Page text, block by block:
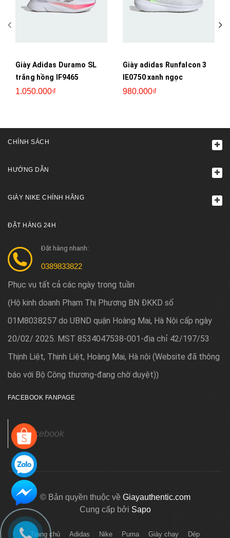
Giày Adidas Duramo SL
trắng hồng IF9465
1.050.000₫
Giày adidas Runfalcon 3
IE0750 xanh ngọc
980.000₫
CHÍNH SÁCH
HƯỚNG DẪN
GIÀY NIKE CHÍNH HÃNG
ĐẶT HÀNG 24H
Đặt hàng nhanh:
0389833822
Phục vụ tất cả các ngày trong tuần
(Hộ kinh doanh Phạm Thị Phương BN ĐKKD số
01M8038257 do UBND quận Hoàng Mai, Hà Nội cấp ngày
20/02/ 2025. MST 8534047538-001-địa chỉ 42/197/53
Thịnh Liệt, Thịnh Liệt, Hoàng Mai, Hà nội (Website đã thông
báo với Bộ Công thương-đang chờ duyệt))
FACEBOOK FANPAGE
Facebook
© Bản quyền thuộc về Giayauthentic.com
Cung cấp bởi Sapo
Trang chủ Adidas Nike Puma Giày chạy Dép